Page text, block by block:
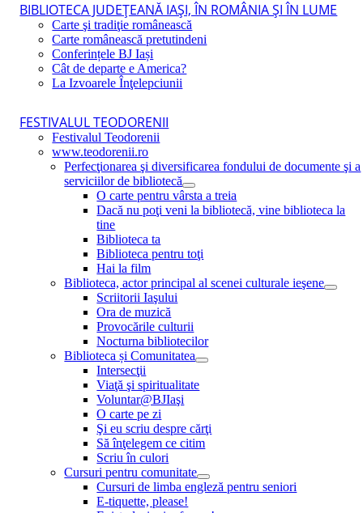
BIBLIOTECA JUDEŢEANĂ IAŞI, ÎN ROMÂNIA ŞI ÎN LUME
Carte şi tradiţie românească
Carte românească pretutindeni
Conferințele BJ Iași
Cât de departe e America?
La Izvoarele Înţelepciunii
FESTIVALUL TEODORENII
Festivalul Teodorenii
www.teodorenii.ro
Perfecţionarea şi diversificarea fondului de documente şi a
serviciilor de bibliotecă
O carte pentru vârsta a treia
Dacă nu poţi veni la bibliotecă, vine biblioteca la
tine
Biblioteca ta
Biblioteca pentru toţi
Hai la film
Biblioteca, actor principal al scenei culturale ieşene
Scriitorii Iaşului
Ora de muzică
Provocările culturii
Nocturna bibliotecilor
Biblioteca și Comunitatea
Intersecţii
Viaţă şi spiritualitate
Voluntar@BJIaşi
O carte pe zi
Şi eu scriu despre cărţi
Să înţelegem ce citim
Scriu în culori
Cursuri pentru comunitate
Cursuri de limba engleză pentru seniori
E-tiquette, please!